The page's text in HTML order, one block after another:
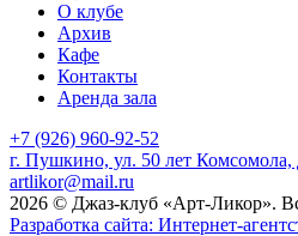
О клубе
Архив
Кафе
Контакты
Аренда зала
+7 (926) 960-92-52
г. Пушкино, ул. 50 лет Комсомола,
artlikor@mail.ru
2026 © Джаз-клуб «Арт-Ликор».
Разработка сайта: Интернет-